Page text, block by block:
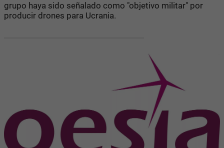
grupo haya sido señalado como "objetivo militar" por
producir drones para Ucrania.